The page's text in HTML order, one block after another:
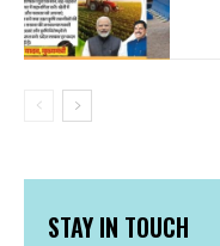
STAY IN TOUCH